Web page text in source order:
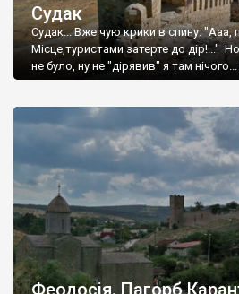
Судак
Судак... Вже чую крики в спину:
Місце,туристами затерте до дір!..."
не було, ну не "дірявив" я там
Феодосія. Пагорб